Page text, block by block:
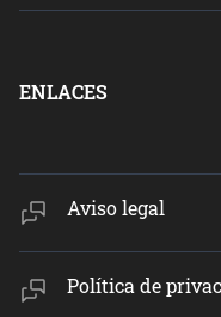
ENLACES
Aviso legal
Política de